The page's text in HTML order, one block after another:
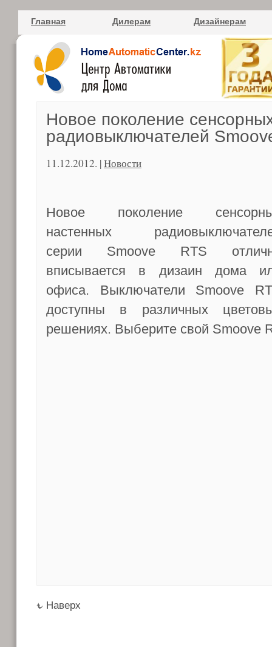
Главная Дилерам Дизайнерам
Новое поколение
радиовыключателей
11.12.2012. |Новости
Новое поколение
настенных
серии Smoove RTS
вписывается в дизаин дома
офиса. Выключатели Smoove
доступны в различных
решениях. Выберите свой Smoove
Наверх